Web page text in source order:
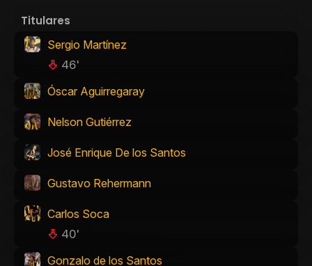
Titulares
Sergio Martínez
46'
Óscar Aguirregaray
Nelson Gutiérrez
José Enrique De los Santos
Gustavo Rehermann
Carlos Soca
40'
Gonzalo de los Santos